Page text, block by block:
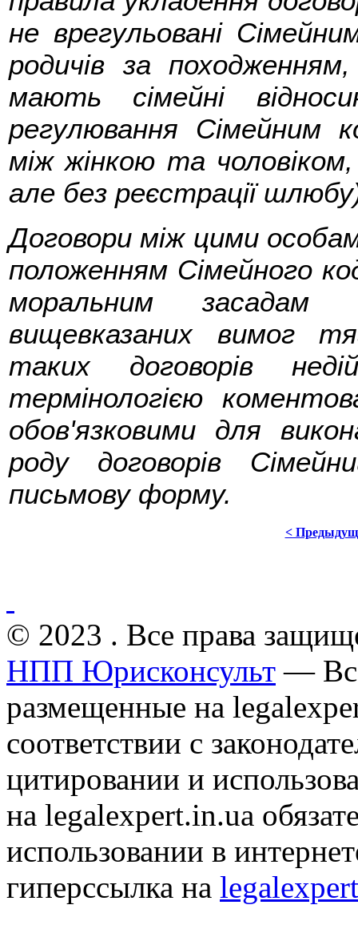
не врегульовані
родичів за
мають сімейні
регулювання Сімейним
між жінкою та
але без реєстрації
Договори між цими
положенням Сімейного
моральним засадам
вищевказаних вимог
таких договорів
термінологією
обов'язковими для
роду договорів
письмову форму.
<
© 2023 . Все права
НПП Юрисконсульт —
размещенные на
соответствии с
цитировании и
на legalexpert.in.ua
использовании в
гиперссылка на